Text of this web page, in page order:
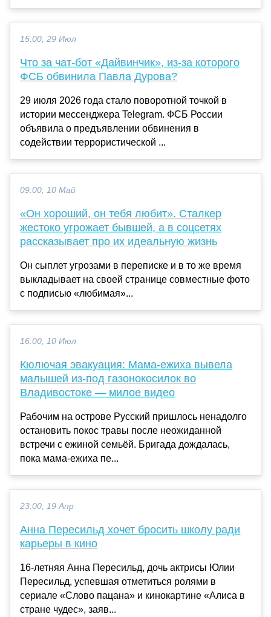
15:00, 29 Июл
Что за чат-бот «Дайвинчик», из-за которого
ФСБ обвинила Павла Дурова?
29 июля 2026 года стало поворотной точкой в
истории мессенджера Telegram. ФСБ России
объявила о предъявлении обвинения в
содействии террористической ...
09:00, 10 Май
«Он хороший, он тебя любит». Сталкер
жестоко угрожает бывшей, а в соцсетях
рассказывает про их идеальную жизнь
Он сыплет угрозами в переписке и в то же время
выкладывает на своей странице совместные фото
с подписью «любимая»...
16:00, 10 Июл
Кюлючая эвакуация: Мама-ежиха вывела
малышей из-под газонокосилок во
Владивостоке — милое видео
Рабочим на острове Русский пришлось ненадолго
остановить покос травы после неожиданной
встречи с ежиной семьёй. Бригада дождалась,
пока мама-ежиха пе...
23:00, 19 Апр
Анна Пересильд хочет бросить школу ради
карьеры в кино
16-летняя Анна Пересильд, дочь актрисы Юлии
Пересильд, успевшая отметиться ролями в
сериале «Слово пацана» и кинокартине «Алиса в
стране чудес», заяв...